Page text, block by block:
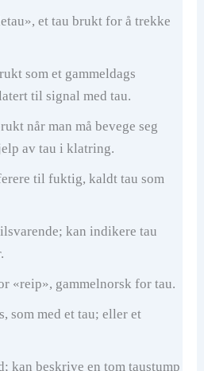
et tau brukt for å trekke
som et gammeldags
til signal med tau.
når man må bevege seg
av tau i klatring.
til fuktig, kaldt tau som
kan indikere tau
«reip», gammelnorsk for tau.
som med et tau; eller et
kan beskrive en tom taustump